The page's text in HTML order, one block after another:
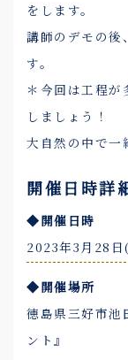
をします。
講師のデモの後
す。
＊今回は工程が
しましょう！
大自然の中で一
開催日時詳
◆開催日時
2023年3月28
◆開催場所
徳島県三好市池
ント』